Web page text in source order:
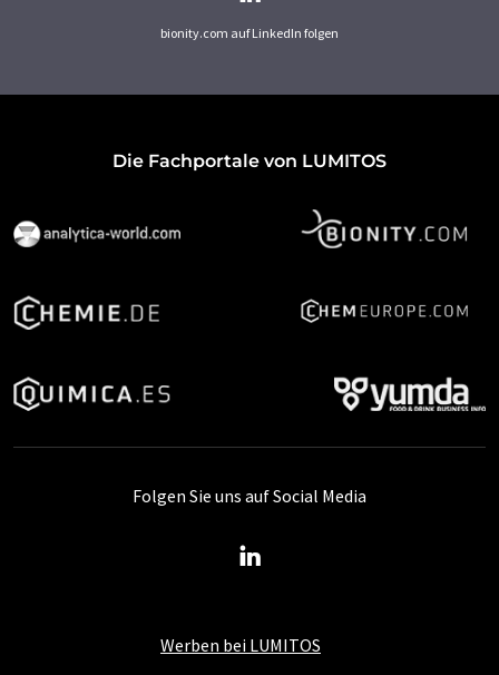
bionity.com auf LinkedIn folgen
Die Fachportale von LUMITOS
Werben bei LUMITOS
Folgen Sie uns auf Social Media